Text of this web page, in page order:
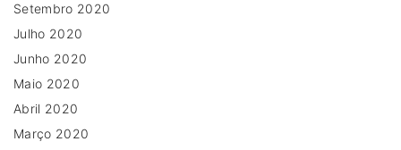
Setembro 2020
Julho 2020
Junho 2020
Maio 2020
Abril 2020
Março 2020